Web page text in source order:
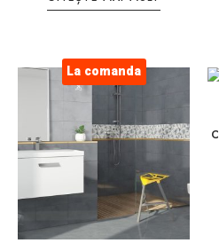
La comanda